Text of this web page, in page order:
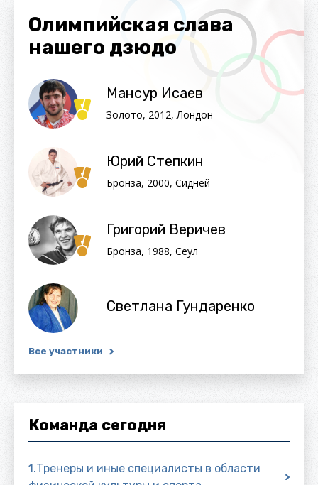
Олимпийская слава
нашего дзюдо
Мансур Исаев
Золото, 2012, Лондон
Юрий Степкин
Бронза, 2000, Сидней
Григорий Веричев
Бронза, 1988, Сеул
Светлана Гундаренко
Все участники
Команда сегодня
1.Тренеры и иные специалисты в области